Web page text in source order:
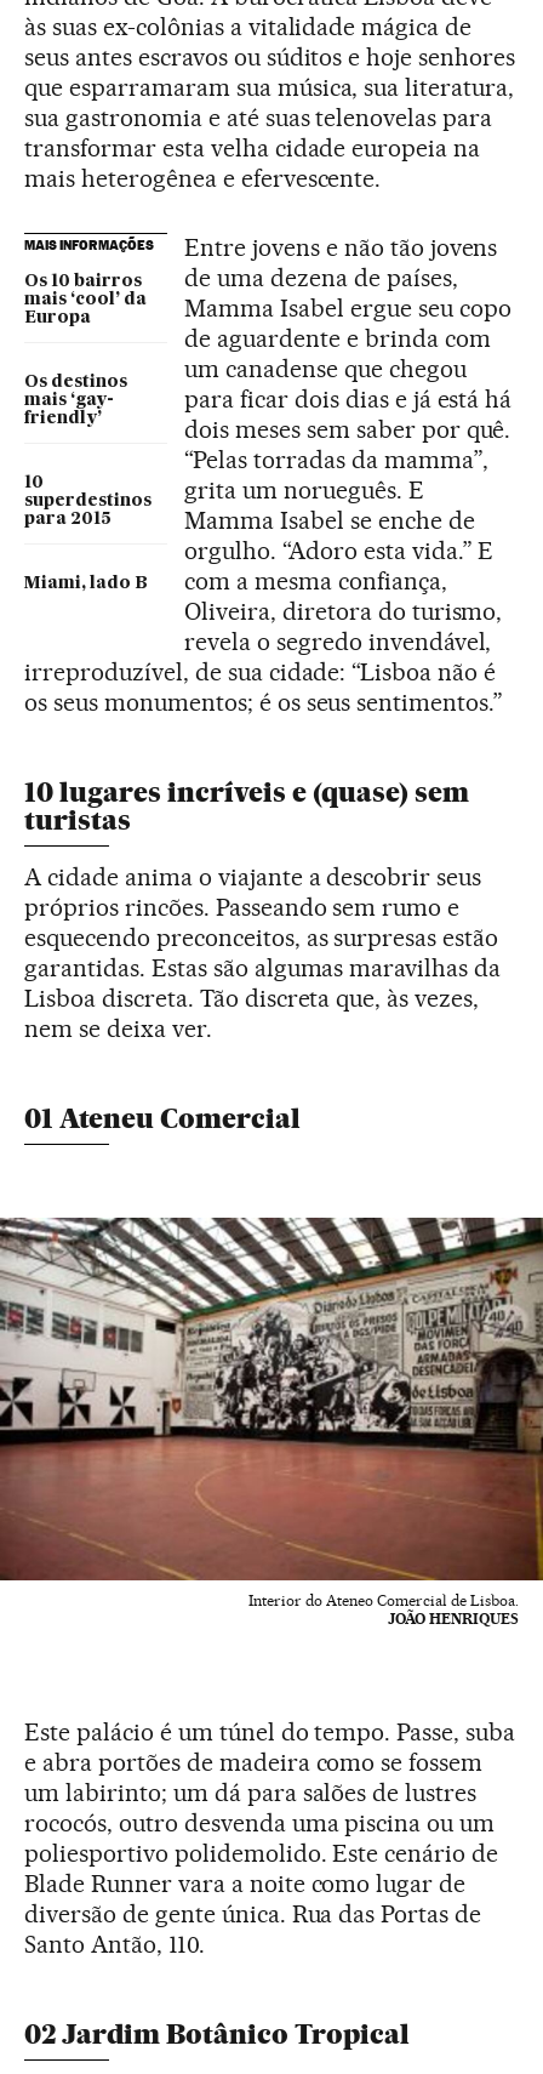
às suas ex-colônias a vitalidade mágica de
seus antes escravos ou súditos e hoje senhores
que esparramaram sua música, sua literatura,
sua gastronomia e até suas telenovelas para
transformar esta velha cidade europeia na
mais heterogênea e efervescente.
MAIS INFORMAÇÕES
Os 10 bairros
mais ‘cool’ da
Europa
Os destinos
mais ‘gay-
friendly’
10
superdestinos
para 2015
Miami, lado B
Entre jovens e não tão jovens
de uma dezena de países,
Mamma Isabel ergue seu copo
de aguardente e brinda com
um canadense que chegou
para ficar dois dias e já está há
dois meses sem saber por quê.
“Pelas torradas da mamma”,
grita um norueguês. E
Mamma Isabel se enche de
orgulho. “Adoro esta vida.” E
com a mesma confiança,
Oliveira, diretora do turismo,
revela o segredo invendável,
irreproduzível, de sua cidade: “Lisboa não é
os seus monumentos; é os seus sentimentos.”
10 lugares incríveis e (quase) sem
turistas
A cidade anima o viajante a descobrir seus
próprios rincões. Passeando sem rumo e
esquecendo preconceitos, as surpresas estão
garantidas. Estas são algumas maravilhas da
Lisboa discreta. Tão discreta que, às vezes,
nem se deixa ver.
01 Ateneu Comercial
Interior do Ateneo Comercial de Lisboa.
JOÃO HENRIQUES
Este palácio é um túnel do tempo. Passe, suba
e abra portões de madeira como se fossem
um labirinto; um dá para salões de lustres
rococós, outro desvenda uma piscina ou um
poliesportivo polidemolido. Este cenário de
Blade Runner vara a noite como lugar de
diversão de gente única. Rua das Portas de
Santo Antão, 110.
02 Jardim Botânico Tropical